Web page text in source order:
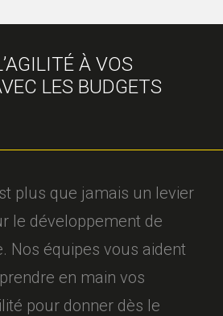
À VOS
LES BUDGETS
plus que jamais un levier
le développement de
Nos équipes vous aident
en main vos
pour donner dès le